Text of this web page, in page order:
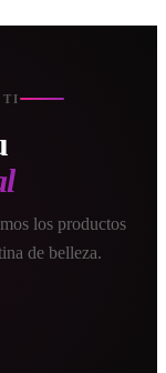
TI
los productos
de belleza.